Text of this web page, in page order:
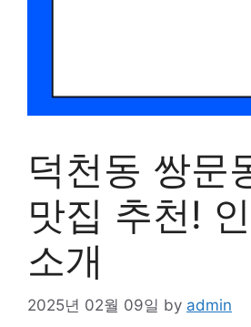
덕천동 쌍문
맛집 추천!
소개
2025년 02월 09일 by admin